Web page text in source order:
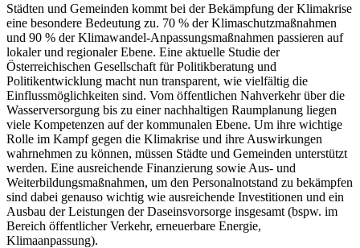
Städten und Gemeinden kommt bei der Bekämpfung der Klimakrise
eine besondere Bedeutung zu. 70 % der Klimaschutzmaßnahmen
und 90 % der Klimawandel-Anpassungsmaßnahmen passieren auf
lokaler und regionaler Ebene. Eine aktuelle Studie der
Österreichischen Gesellschaft für Politikberatung und
Politikentwicklung macht nun transparent, wie vielfältig die
Einflussmöglichkeiten sind. Vom öffentlichen Nahverkehr über die
Wasserversorgung bis zu einer nachhaltigen Raumplanung liegen
viele Kompetenzen auf der kommunalen Ebene. Um ihre wichtige
Rolle im Kampf gegen die Klimakrise und ihre Auswirkungen
wahrnehmen zu können, müssen Städte und Gemeinden unterstützt
werden. Eine ausreichende Finanzierung sowie Aus- und
Weiterbildungsmaßnahmen, um den Personalnotstand zu bekämpfen
sind dabei genauso wichtig wie ausreichende Investitionen und ein
Ausbau der Leistungen der Daseinsvorsorge insgesamt (bspw. im
Bereich öffentlicher Verkehr, erneuerbare Energie,
Klimaanpassung).